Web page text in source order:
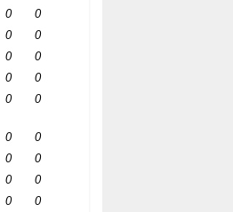
0
0
0
0
0
0
0
0
0 0
0
0
0
0
0
0
0
0